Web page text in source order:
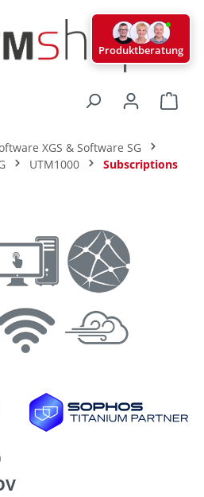
XGS & Software SG
UTM1000 Subscriptions
Produktberatung